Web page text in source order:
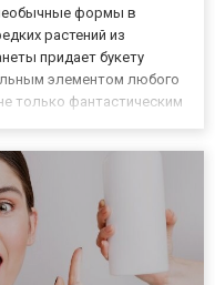
формы в
растений из
придает букету
элементом любого
только фантастическим